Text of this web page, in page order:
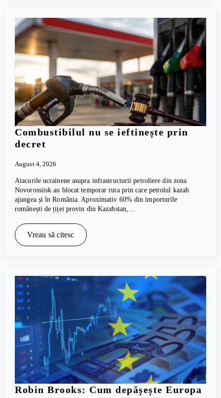
Combustibilul nu se ieftinește prin
decret
August 4, 2026
Atacurile ucrainene asupra infrastructurii petroliere din zona
Novorossiisk au blocat temporar ruta prin care petrolul kazah
ajungea și în România. Aproximativ 60% din importurile
românești de țiței provin din Kazahstan,…
Vreau să citesc
Robin Brooks: Cum depășește Europa